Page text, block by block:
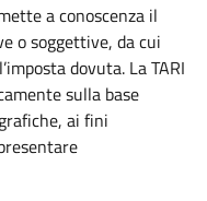
a conoscenza il
o soggettive, da cui
dovuta. La TARI
sulla base
ai fini